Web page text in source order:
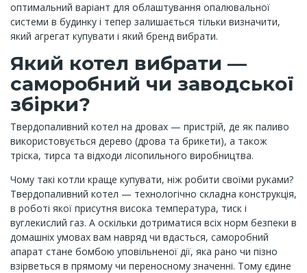
оптимальний варіант для облаштування опалювальної
системи в будинку і тепер залишається тільки визначити,
який агрегат купувати і який бренд вибрати.
Який котел вибрати —
саморобний чи заводської
збірки?
Твердопаливний котел на дровах — пристрій, де як паливо
використовується дерево (дрова та брикети), а також
тріска, тирса та відходи лісопильного виробництва.
Чому такі котли краще купувати, ніж робити своїми руками?
Твердопаливний котел — технологічно складна конструкція,
в роботі якої присутня висока температура, тиск і
вуглекислий газ. А оскільки дотриматися всіх норм безпеки в
домашніх умовах вам навряд чи вдасться, саморобний
апарат стане бомбою уповільненої дії, яка рано чи пізно
взірветься в прямому чи переносному значенні. Тому єдине